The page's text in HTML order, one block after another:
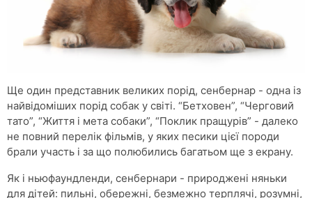
Ще один представник великих порід, сенбернар - одна із
найвідоміших порід собак у світі. “Бетховен”, “Черговий
тато”, “Життя і мета собаки”, “Поклик пращурів” - далеко
не повний перелік фільмів, у яких песики цієї породи
брали участь і за що полюбились багатьом ще з екрану.
Як і ньюфаундленди, сенбернари - природжені няньки
для дітей: пильні, обережні, безмежно терплячі, розумні,